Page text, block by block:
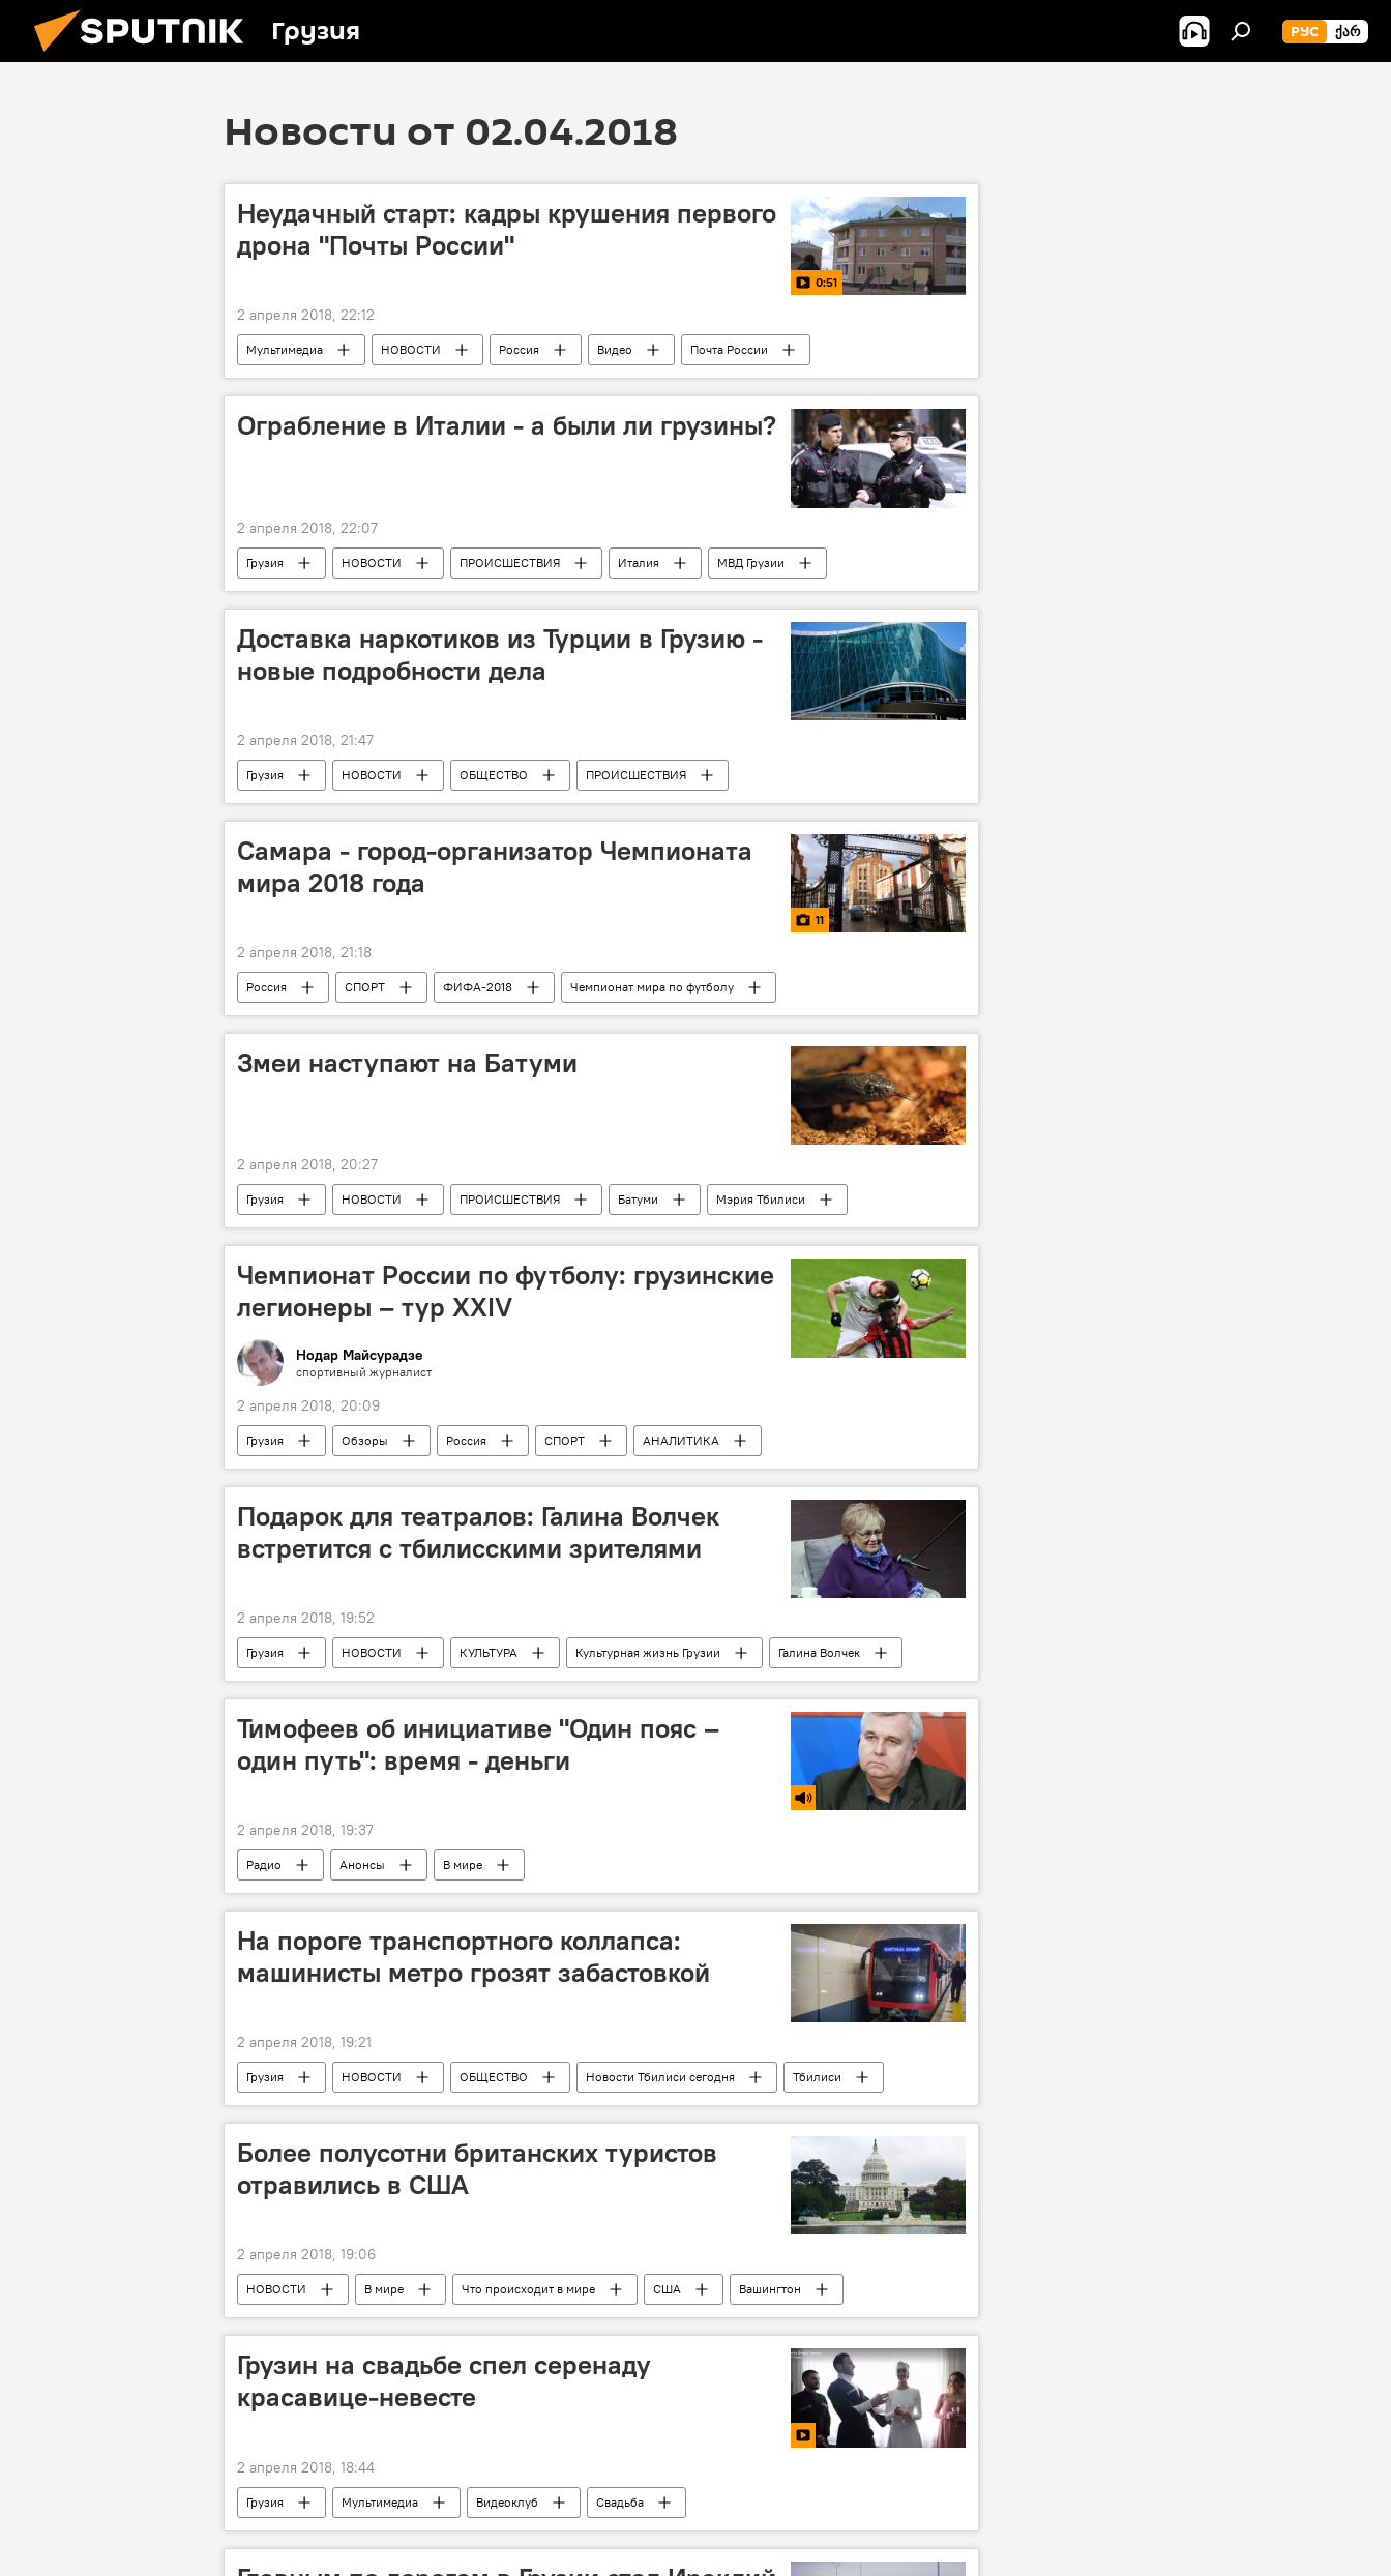
Грузия РУС ᲥᲐᲠ
Новости от 02.04.2018
Неудачный старт: кадры крушения первого
дрона "Почты России"
0:51
2 апреля 2018, 22:12
Мультимедиа НОВОСТИ Россия Видео
Почта России
ПРОИСШЕСТВИЯ
Ограбление в Италии - а были ли грузины?
2 апреля 2018, 22:07
Грузия НОВОСТИ ПРОИСШЕСТВИЯ Италия МВД Грузии
Доставка наркотиков из Турции в Грузию -
новые подробности дела
2 апреля 2018, 21:47
Грузия НОВОСТИ ОБЩЕСТВО
ПРОИСШЕСТВИЯ
Георгий Гиорганашвили
МВД Грузии
Наркоторговля
Самара - город-организатор Чемпионата
мира 2018 года
11
2 апреля 2018, 21:18
Россия СПОРТ ФИФА-2018 Чемпионат мира по футболу
Змеи наступают на Батуми
2 апреля 2018, 20:27
Грузия НОВОСТИ ПРОИСШЕСТВИЯ Батуми
Мэрия Тбилиси
Змеи
Новости Батуми сегодня
Чемпионат России по футболу: грузинские
легионеры – тур XXIV
Нодар Майсурадзе
спортивный журналист
2 апреля 2018, 20:09
Грузия Обзоры Россия СПОРТ
АНАЛИТИКА
Георгий Чантурия
Джемал Табидзе Георгий Лория
Соломон Кверквелия
Чемпионат России по футболу
Подарок для театралов: Галина Волчек
встретится с тбилисскими зрителями
2 апреля 2018, 19:52
Грузия НОВОСТИ КУЛЬТУРА Культурная жизнь Грузии
Галина Волчек
Тбилиси
Тимофеев об инициативе "Один пояс –
один путь": время - деньги
2 апреля 2018, 19:37
Радио Анонсы В мире
На пороге транспортного коллапса:
машинисты метро грозят забастовкой
2 апреля 2018, 19:21
Грузия НОВОСТИ ОБЩЕСТВО Новости Тбилиси сегодня
Тбилиси
Тбилисский метрополитен
Более полусотни британских туристов
отравились в США
2 апреля 2018, 19:06
НОВОСТИ В мире Что происходит в мире США
Вашингтон
Туристы
Отравление ПРОИСШЕСТВИЯ
Грузин на свадьбе спел серенаду
красавице-невесте
2 апреля 2018, 18:44
Грузия Мультимедиа Видеоклуб Свадьба